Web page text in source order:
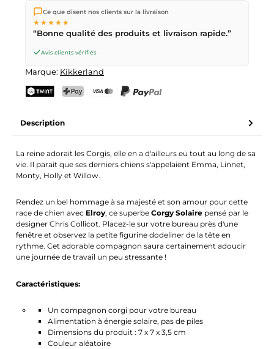
Nous expédions directement depuis notre entrepôt à Kriens,
en Suisse.Livraison gratuitedèsCHF 70
passées avant
livraison leprochain jour ouvrable par la Poste Suisse.
Ce que disent nos clients sur la livraison
★★★★★
“Bonne qualité des produits et livraison rapide.”
Avis clients vérifiés
Marque: Kikkerland
Description
La reine adorait les Corgis, elle en a d'ailleurs eu tout au long de sa
vie. Il parait que ses derniers chiens s'appelaient Emma, Linnet,
Monty, Holly et Willow.
Rendez un bel hommage à sa majesté et son amour pour cette
race de chien avec Elroy, ce superbeCorgy Solaire pensé par le
designer Chris Collicot. Placez-le sur votre bureau près d'une
fenêtre et observez la petite figurine dodeliner de la tête en
rythme. Cet adorable compagnon saura certainement adoucir
une journée de travail un peu stressante !
Caractéristiques:
Un compagnon corgi pour votre bureau
Alimentation à énergie solaire, pas de piles
Dimensions du produit : 7 x 7 x 3,5 cm
Couleur aléatoire